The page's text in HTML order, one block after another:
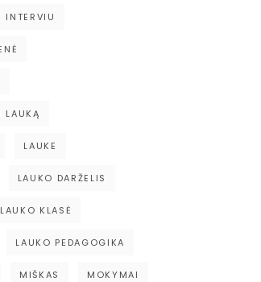
INTERVIU
LAUKĄ
LAUKE
LAUKO DARŽELIS
LAUKO KLASĖ
LAUKO PEDAGOGIKA
MIŠKAS MOKYMAI